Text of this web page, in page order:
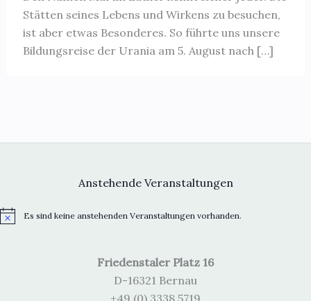
Stätten seines Lebens und Wirkens zu besuchen,
ist aber etwas Besonderes. So führte uns unsere
Bildungsreise der Urania am 5. August nach […]
Anstehende Veranstaltungen
H
Es sind keine anstehenden Veranstaltungen vorhanden.
Friedenstaler Platz 16
D-16321 Bernau
+49 (0) 3338 5719